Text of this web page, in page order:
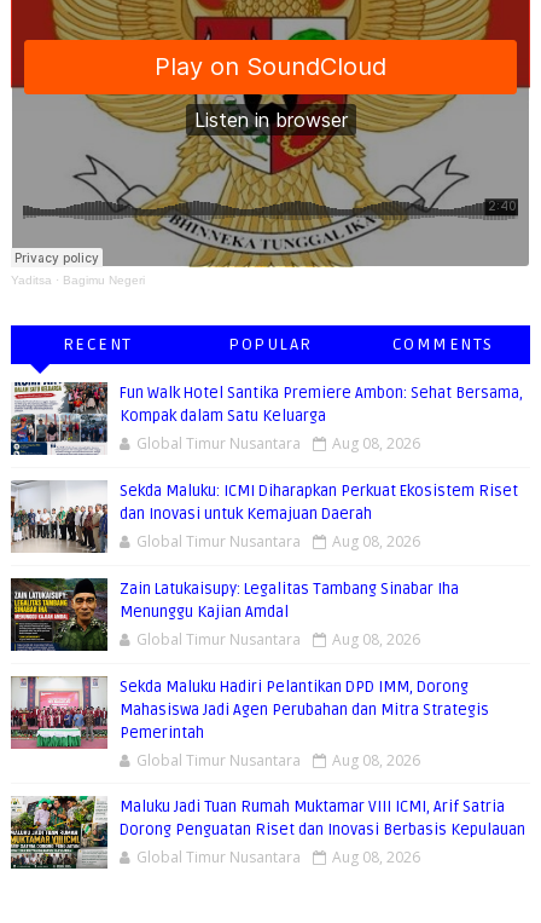
Yaditsa · Bagimu Negeri
RECENT POPULAR COMMENTS
Fun Walk Hotel Santika Premiere Ambon: Sehat Bersama,
Kompak dalam Satu Keluarga
Global Timur Nusantara Aug 08, 2026
Sekda Maluku: ICMI Diharapkan Perkuat Ekosistem Riset
dan Inovasi untuk Kemajuan Daerah
Global Timur Nusantara Aug 08, 2026
Zain Latukaisupy: Legalitas Tambang Sinabar Iha
Menunggu Kajian Amdal
Global Timur Nusantara Aug 08, 2026
Sekda Maluku Hadiri Pelantikan DPD IMM, Dorong
Mahasiswa Jadi Agen Perubahan dan Mitra Strategis
Pemerintah
Global Timur Nusantara Aug 08, 2026
Maluku Jadi Tuan Rumah Muktamar VIII ICMI, Arif Satria
Dorong Penguatan Riset dan Inovasi Berbasis Kepulauan
Global Timur Nusantara Aug 08, 2026